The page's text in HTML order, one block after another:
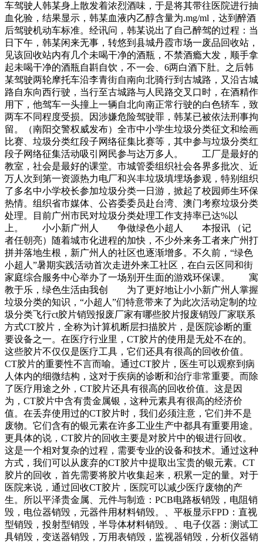
车驾驶人韩某身上散发着浓烈酒味，于是将其带往医院进行抽
血化验，结果显示，韩某血液内乙醇含量为.mg/ml，达到醉酒
后驾驶机动车标准。经讯问，韩某说出了自己醉驾的过程：当
日下午，韩某闲来无事，转悠到县城丹霞市场一废品回收站，
见该回收站内有几个未喝干净的酒瓶，不禁酒瘾大发，顺手拿
起未喝干净的酒瓶自斟自饮，不一会、6两白酒下肚。之后韩
某驾驶两轮摩托车沿李青街自南向北骑行到古城路，又沿古城
路自东向西行驶，当行至古城路与人民路交叉口时，在酒精作
用下，他驾车一头撞上一辆自北向南正常行驶的白色轿车，致
两车不同程度受损。因涉嫌危险驾驶罪，韩某已被依法刑事拘
留。（南阳交警权威发布）全市中小学生垃圾分类征文和绘画
比赛、垃圾分类红段子网络征集比赛等，其中参与垃圾分类红
段子网络征集活动吸引网民参与达万多人。 工厂是最好的
教室，社会是最好的课堂。市城管委组织社会各界多批次、近
万人次到第一资源热力电厂和兴丰垃圾填埋场参观，特别组织
了多名中小学校长参加垃圾分类一日游，掀起了校园师生环保
热情。组织省市媒体、公咨委委员赴台湾、澳门考察垃圾分类
处理。目前广州市民对垃圾分类处理工作支持率已达%以
上。 小小新广州人 争做绿色小超人 本报讯 （记
者任朝亮）随着城市化进程的加快，不少外来务工者来广州打
拼并落地生根，新广州人的社区也逐渐增多。不久前，“绿色
小超人”暑期实践活动首次走进外来工社区，在白云区同和街
家庭综合服务中心举办了一场别开生面的游戏环保课。 寓
教于乐，绿色生活由我创 为了更好地让小小新广州人掌握
垃圾分类的知识，“小超人”们特意带来了为此次活动定制的垃
圾分类飞行ct胶片销毁报废厂家有哪些胶片报废销毁厂家联系
方式CT胶片，全称为计算机断层扫描胶片，是医院诊断的重
要设备之一。在医疗行业里，CT胶片的使用是无处不在的。
这些胶片不仅仅是医疗工具，它们还具有很高的回收价值。
CT胶片的重要性不言而喻。通过CT胶片，医生可以观察到病
人体内的细微结构，这对于疾病的诊断和治疗非常重要。而除
了医疗用途之外，CT胶片还具有很高的回收价值。这是因
为，CT胶片中含有贵金属银，这种元素具有很高的经济价
值。在丢弃使用过的CT胶片时，我们必须注意，它们并不是
废物。它们含有的银元素在许多工业生产中都具有重要用途。
更具体的说，CT胶片的回收主要是对胶片中的银进行回收。
这是一个相对复杂的过程，需要专业的设备和技术。通过这种
方式，我们可以从废弃的CT胶片中提取出宝贵的银元素。CT
胶片的回收，首先需要将胶片收集起来，积累一定的量。对于
医院来说，通过回收CT胶片，医院可以减少医疗废物的产
生。所以平泽贵金属、元件与制造：PCB电路板销毁，电阻销
毁，电位器销毁，元器件用材料销毁。、平板显示FPD：直视
型销毁，投射型销毁，半导体材料销毁。、电子仪器：测试工
具销毁，变送器销毁，万用表销毁，监视器销毁，分析仪器销